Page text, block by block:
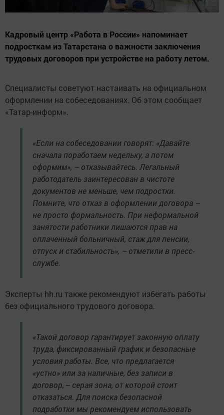
Кадровый центр «Работа в России» напоминает
подросткам из Татарстана о важности заключения
трудовых договоров при устройстве на работу летом.
Специалисты советуют настаивать на официальном
оформлении на собеседованиях. Об этом сообщает
«Татар-информ».
«Если на собеседовании говорят: «Давайте
сначала поработаем недельку, а потом
оформим», – отказывайтесь. Легальный
работодатель заинтересован в чистоте
документов не меньше, чем подростки.
Помните, что отказ в оформлении договора –
не просто формальность. При неформальной
занятости работники лишаются прав на
оплаченный больничный, стаж для пенсии,
отпуск и стабильность», – отметили в пресс-
службе.
Эксперты hh.ru также рекомендуют избегать работы
без официального трудового договора.
«Такой договор гарантирует законную оплату
труда, фиксированный график и безопасные
условия работы. Все, что предлагается
«устно» или за наличные, без записи в
договор, – серая зона, от которой стоит
отказаться. Для поиска безопасной
подработки мы рекомендуем использовать